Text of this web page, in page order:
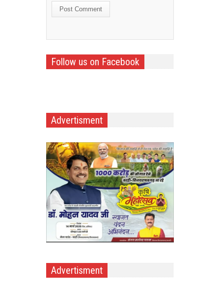
Follow us on Facebook
Advertisment
Advertisment